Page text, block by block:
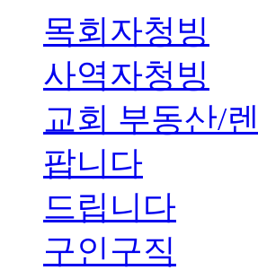
목회자청빙
사역자청빙
교회 부동산/
팝니다
드립니다
구인구직